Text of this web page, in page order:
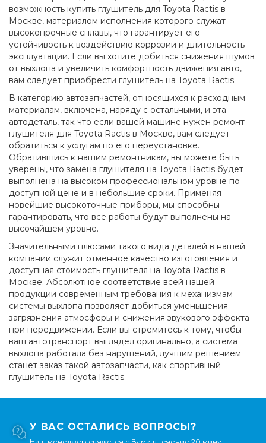
возможность купить глушитель для Toyota Ractis в
Москве, материалом исполнения которого служат
высокопрочные сплавы, что гарантирует его
устойчивость к воздействию коррозии и длительность
эксплуатации. Если вы хотите добиться снижения шумов
от выхлопа и увеличить комфортность движения авто,
вам следует приобрести глушитель на Toyota Ractis.
В категорию автозапчастей, относящихся к расходным
материалам, включена, наряду с остальными, и эта
автодеталь, так что если вашей машине нужен ремонт
глушителя для Toyota Ractis в Москве, вам следует
обратиться к услугам по его переустановке.
Обратившись к нашим ремонтникам, вы можете быть
уверены, что замена глушителя на Toyota Ractis будет
выполнена на высоком профессиональном уровне по
доступной цене и в небольшие сроки. Применяя
новейшие высокоточные приборы, мы способны
гарантировать, что все работы будут выполнены на
высочайшем уровне.
Значительными плюсами такого вида деталей в нашей
компании служит отменное качество изготовления и
доступная стоимость глушителя на Toyota Ractis в
Москве. Абсолютное соответствие всей нашей
продукции современным требования к механизмам
системы выхлопа позволяет добиться уменьшения
загрязнения атмосферы и снижения звукового эффекта
при передвижении. Если вы стремитесь к тому, чтобы
ваш автотранспорт выглядел оригинально, а система
выхлопа работала без нарушений, лучшим решением
станет заказ такой автозапчасти, как спортивный
глушитель на Toyota Ractis.
У ВАС ОСТАЛИСЬ ВОПРОСЫ?